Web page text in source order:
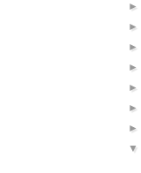
►
►
►
►
►
►
►
▼